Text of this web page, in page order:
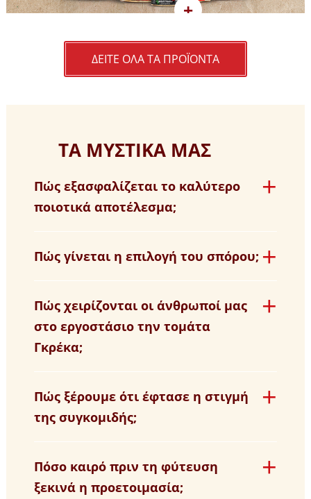
ΔΕΙΤΕ ΟΛΑ ΤΑ ΠΡΟΪΟΝΤΑ
ΤΑ ΜΥΣΤΙΚΑ ΜΑΣ
Πώς εξασφαλίζεται το καλύτερο
ποιοτικά αποτέλεσμα;
Πώς γίνεται η επιλογή του σπόρου;
Πώς χειρίζονται οι άνθρωποί μας
στο εργοστάσιο την τομάτα
Γκρέκα;
Πώς ξέρουμε ότι έφτασε η στιγμή
της συγκομιδής;
Πόσο καιρό πριν τη φύτευση
ξεκινά η προετοιμασία;